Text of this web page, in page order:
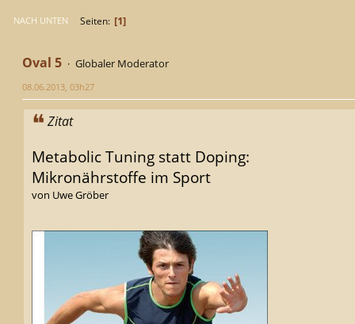
NACH UNTEN Seiten 1
Oval 5 Globaler Moderator
08.06.2013, 03h27
Zitat
Metabolic Tuning statt Doping:
Mikronährstoffe im Sport
von Uwe Gröber